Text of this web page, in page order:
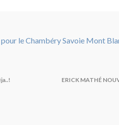
ERICK MATHÉ